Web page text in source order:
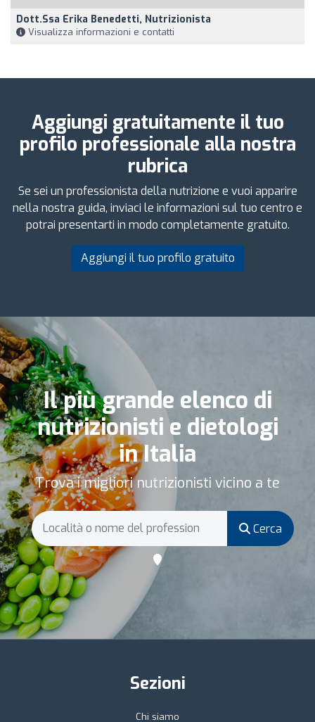
Dott.ssa Erika Benedetti, Nutrizionista
Visualizza informazioni e contatti
Aggiungi gratuitamente il tuo
profilo professionale alla nostra
rubrica
Se sei un professionista della nutrizione e vuoi apparire
nella nostra guida, inviaci le informazioni sul tuo centro e
potrai presentarti in modo completamente gratuito.
Aggiungi il tuo profilo gratuito
Il più grande elenco di
nutrizionisti e dietologi
in Italia
Trova i migliori nutrizionisti vicino a te
Cerca
Sezioni
Chi siamo